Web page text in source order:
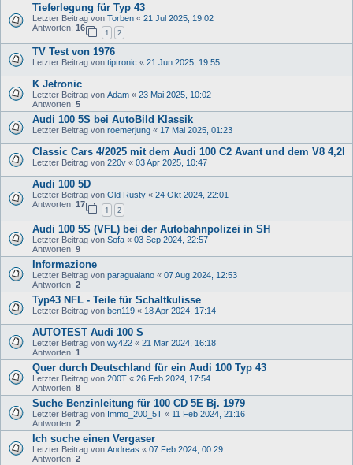
Tieferlegung für Typ 43
Letzter Beitrag von Torben « 21 Jul 2025, 19:02
Antworten: 16
1 2
TV Test von 1976
Letzter Beitrag von tiptronic « 21 Jun 2025, 19:55
K Jetronic
Letzter Beitrag von Adam « 23 Mai 2025, 10:02
Antworten: 5
Audi 100 5S bei AutoBild Klassik
Letzter Beitrag von roemerjung « 17 Mai 2025, 01:23
Classic Cars 4/2025 mit dem Audi 100 C2 Avant und dem V8 4,2l
Letzter Beitrag von 220v « 03 Apr 2025, 10:47
Audi 100 5D
Letzter Beitrag von Old Rusty « 24 Okt 2024, 22:01
Antworten: 17
1 2
Audi 100 5S (VFL) bei der Autobahnpolizei in SH
Letzter Beitrag von Sofa « 03 Sep 2024, 22:57
Antworten: 9
Informazione
Letzter Beitrag von paraguaiano « 07 Aug 2024, 12:53
Antworten: 2
Typ43 NFL - Teile für Schaltkulisse
Letzter Beitrag von ben119 « 18 Apr 2024, 17:14
AUTOTEST Audi 100 S
Letzter Beitrag von wy422 « 21 Mär 2024, 16:18
Antworten: 1
Quer durch Deutschland für ein Audi 100 Typ 43
Letzter Beitrag von 200T « 26 Feb 2024, 17:54
Antworten: 8
Suche Benzinleitung für 100 CD 5E Bj. 1979
Letzter Beitrag von Immo_200_5T « 11 Feb 2024, 21:16
Antworten: 2
Ich suche einen Vergaser
Letzter Beitrag von Andreas « 07 Feb 2024, 00:29
Antworten: 2